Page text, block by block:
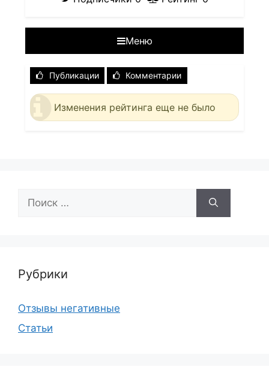
Меню
Публикации Комментарии
Изменения рейтинга еще не было
Рубрики
Отзывы негативные
Статьи